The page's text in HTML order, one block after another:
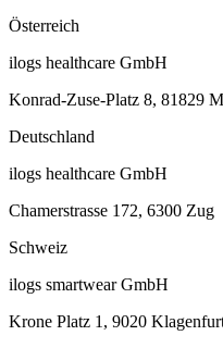
Österreich
ilogs healthcare GmbH
Konrad-Zuse-Platz 8, 81829
Deutschland
ilogs healthcare GmbH
Chamerstrasse 172, 6300 Zug
Schweiz
ilogs smartwear GmbH
Krone Platz 1, 9020